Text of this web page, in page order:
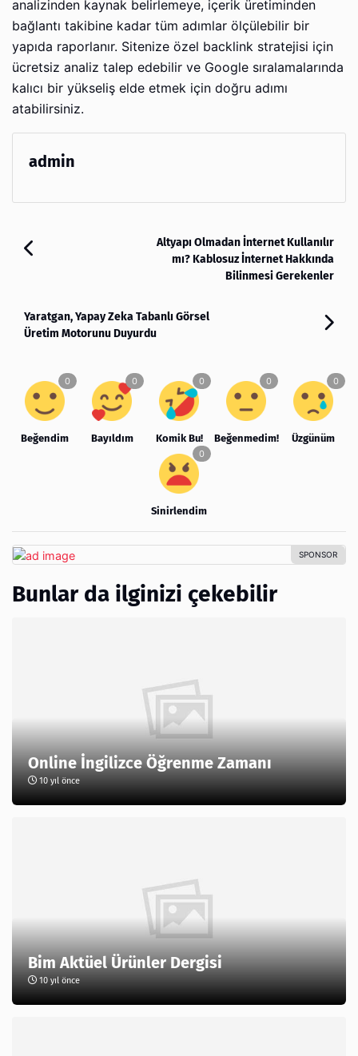
analizinden kaynak belirlemeye, içerik üretiminden
bağlantı takibine kadar tüm adımlar ölçülebilir bir
yapıda raporlanır. Sitenize özel backlink stratejisi için
ücretsiz analiz talep edebilir ve Google sıralamalarında
kalıcı bir yükseliş elde etmek için doğru adımı
atabilirsiniz.
admin
Altyapı Olmadan İnternet Kullanılır
mı? Kablosuz İnternet Hakkında
Bilinmesi Gerekenler
Yaratgan, Yapay Zeka Tabanlı Görsel
Üretim Motorunu Duyurdu
Beğendim Bayıldım Komik Bu! Beğenmedim! Üzgünüm
Sinirlendim
Bunlar da ilginizi çekebilir
Online İngilizce Öğrenme Zamanı
10 yıl önce
Bim Aktüel Ürünler Dergisi
10 yıl önce